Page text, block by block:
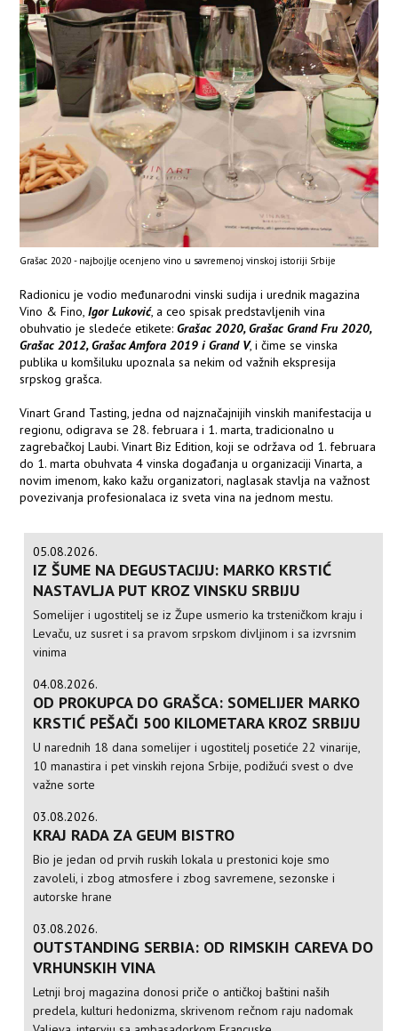
Grašac 2020 - najbojlje ocenjeno vino u savremenoj vinskoj istoriji Srbije
Radionicu je vodio međunarodni vinski sudija i urednik magazina
Vino & Fino,Igor Luković, a ceo spisak predstavljenih vina
obuhvatio je sledeće etikete:Grašac 2020, Grašac Grand Fru 2020,
Grašac 2012, Grašac Amfora 2019 i Grand V, i čime se vinska
publika u komšiluku upoznala sa nekim od važnih ekspresija
srpskog grašca.
Vinart Grand Tasting, jedna od najznačajnijih vinskih manifestacija u
regionu, odigrava se 28. februara i 1. marta, tradicionalno u
zagrebačkoj Laubi. Vinart Biz Edition, koji se održava od 1. februara
do 1. marta obuhvata 4 vinska događanja u organizaciji Vinarta, a
novim imenom, kako kažu organizatori, naglasak stavlja na važnost
povezivanja profesionalaca iz sveta vina na jednom mestu.
05.08.2026.
IZ ŠUME NA DEGUSTACIJU: MARKO KRSTIĆ
NASTAVLJA PUT KROZ VINSKU SRBIJU
Somelijer i ugostitelj se iz Župe usmerio ka trsteničkom kraju i
Levaču, uz susret i sa pravom srpskom divljinom i sa izvrsnim
vinima
04.08.2026.
OD PROKUPCA DO GRAŠCA: SOMELIJER MARKO
KRSTIĆ PEŠAČI 500 KILOMETARA KROZ SRBIJU
U narednih 18 dana somelijer i ugostitelj posetiće 22 vinarije,
10 manastira i pet vinskih rejona Srbije, podižući svest o dve
važne sorte
03.08.2026.
KRAJ RADA ZA GEUM BISTRO
Bio je jedan od prvih ruskih lokala u prestonici koje smo
zavoleli, i zbog atmosfere i zbog savremene, sezonske i
autorske hrane
03.08.2026.
OUTSTANDING SERBIA: OD RIMSKIH CAREVA DO
VRHUNSKIH VINA
Letnji broj magazina donosi priče o antičkoj baštini naših
predela, kulturi hedonizma, skrivenom rečnom raju nadomak